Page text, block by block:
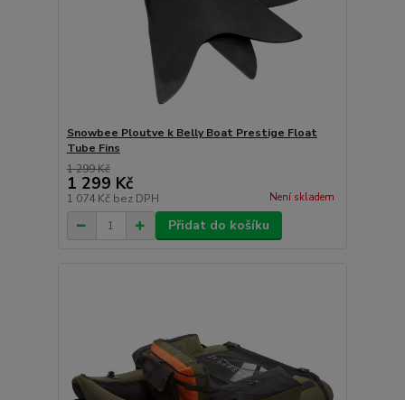
Snowbee Ploutve k Belly Boat Prestige Float
Tube Fins
1 299 Kč
1 299 Kč
1 074 Kč bez DPH Není skladem
Přidat do košíku